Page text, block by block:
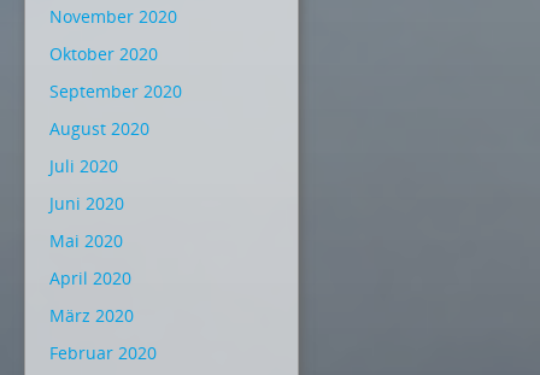
November 2020
Oktober 2020
September 2020
August 2020
Juli 2020
Juni 2020
Mai 2020
April 2020
März 2020
Februar 2020